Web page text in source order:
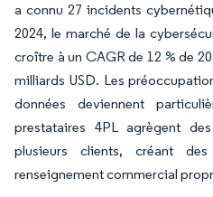
a connu 27 incidents
2024, le marché de la
croître à un CAGR de 12 % de
milliards USD. Les
données deviennent
prestataires 4PL agrègent
plusieurs clients, créant
renseignement commercial